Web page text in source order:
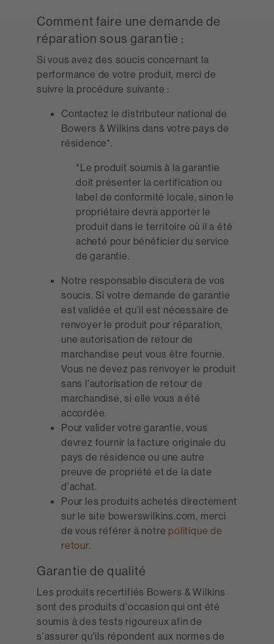
Comment faire une demande de
réparation sous garantie :
Si vous avez des soucis concernant la
performance de votre produit, merci de
suivre la procédure suivante :
Contactez le distributeur national de
Bowers & Wilkins dans votre pays de
résidence*.
*Le produit soumis à la garantie
doit présenter la certification ou
label de conformité locale, sinon le
propriétaire devra apporter le
produit dans le territoire où il a été
acheté pour bénéficier du service
de garantie.
Notre responsable discutera de vos
soucis. Si votre demande de garantie
est validée et qu'il est nécessaire de
renvoyer le produit pour réparation,
une autorisation de retour de
marchandise peut vous être fournie.
Vous ne devez pas renvoyer le produit
sans l'autorisation de retour de
marchandise, si elle vous a été
accordée.
Pour valider votre garantie, vous
devrez fournir la facture originale du
pays de résidence ou une autre
preuve de propriété et de la date
d'achat.
Pour les produits achetés directement
sur le site bowerswilkins.com, merci
de vous référer à notre politique de
retour.
Garantie de qualité
Les produits recertifiés Bowers & Wilkins
sont des produits d'occasion qui ont été
soumis à des tests rigoureux afin de
s'assurer qu'ils répondent aux normes de